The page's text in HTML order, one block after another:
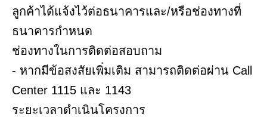
ลูกค้าได้แจ้งไว้ต่อธนาคารและ/หรือช่องทางที่
ธนาคารกำหนด
ช่องทางในการติดต่อสอบถาม
- หากมีข้อสงสัยเพิ่มเติม สามารถติดต่อผ่าน Call
Center 1115 และ 1143
ระยะเวลาดำเนินโครงการ